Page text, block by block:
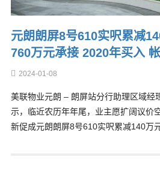
元朗朗屏8号610实呎累减
760万元承接 2020年买入
2024-01-08
美联物业元朗 – 朗屏站分行助理区域经
示，临近农历年年尾，业主愿扩阔议价
新促成元朗朗屏8号610实呎累减140万